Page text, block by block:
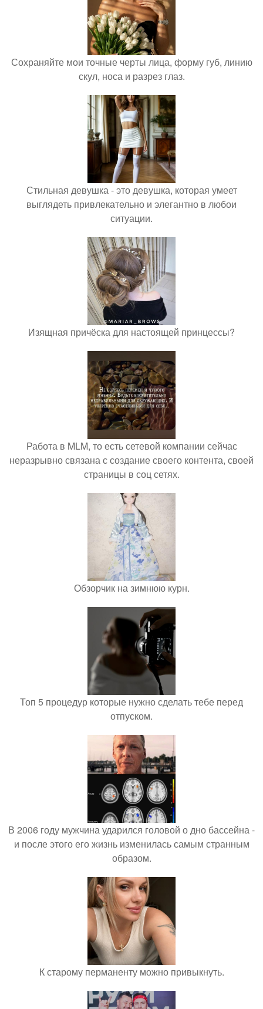
Сохраняйте мои точные черты лица, форму губ, линию
скул, носа и разрез глаз.
Стильная девушка - это девушка, которая умеет
выглядеть привлекательно и элегантно в любои
ситуации.
Изящная причёска для настоящей принцессы?
Работа в MLM, то есть сетевой компании сейчас
неразрывно связана с создание своего контента, своей
страницы в соц сетях.
Обзорчик на зимнюю курн.
Топ 5 процедур которые нужно сделать тебе перед
отпуском.
В 2006 году мужчина ударился головой о дно бассейна -
и после этого его жизнь изменилась самым странным
образом.
К старому перманенту можно привыкнуть.